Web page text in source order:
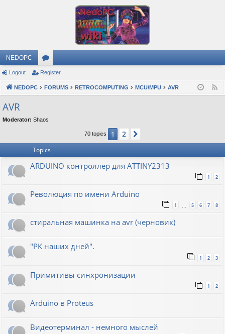
NEDOPC
or
u
s
Logout Register
NEDOPC FORUMS RETROCOMPUTING MCU/MPU AVR
AVR
Moderator: Shaos
70 topics 1 2
Topics
ARDUINO контроллер для ATTINY2313
1 2
Революция по имени Arduino
1 … 5 6 7 8
стиральная машинка на avr (черновик)
"РК наших дней".
1 2 3
Примитивы синхронизации
1 2
Arduino в Proteus
Видеотерминал - немного мыслей